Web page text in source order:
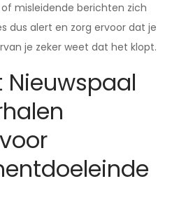
misleidende berichten zich
dus alert en zorg ervoor dat je
je zeker weet dat het klopt.